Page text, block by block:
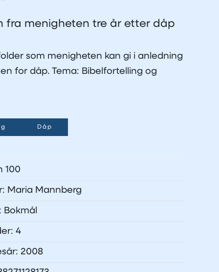
fra menigheten tre år etter dåp
som menigheten kan gi i anledning
for dåp. Tema: Bibelfortelling og
Dåp
100
Maria Mannberg
Bokmål
4
2008